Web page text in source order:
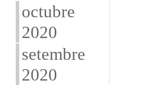
octubre
2020
setembre
2020